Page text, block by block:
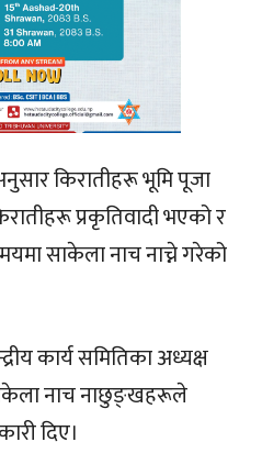
किरातीहरू भूमि पूजा
प्रकृतिवादी भएको र
साकेला नाच नाच्ने गरेको
कार्य समितिका अध्यक्ष
नाच नाछुङ्खहरूले
दिए।